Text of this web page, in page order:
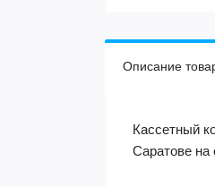
Описание
Кассетный
Саратове на